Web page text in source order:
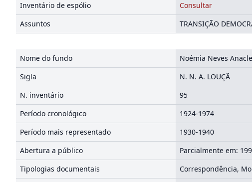
Inventário de espólio
Consultar
Assuntos
TRANSIÇÃO
Nome do fundo
Noémia Neves
Sigla
N. N. A. LOUÇÃ
N. inventário
95
Período cronológico
1924-1974
Período mais representado
1930-1940
Abertura a público
Parcialmente em:
Tipologias documentais
Correspondência,